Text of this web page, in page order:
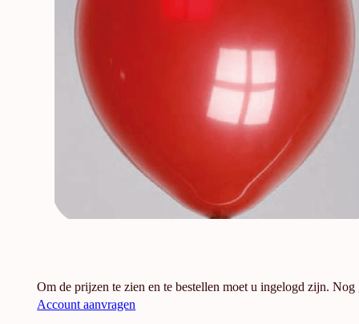
Om de prijzen te zien en te bestellen moet u ingelogd zijn. Nog
Account aanvragen